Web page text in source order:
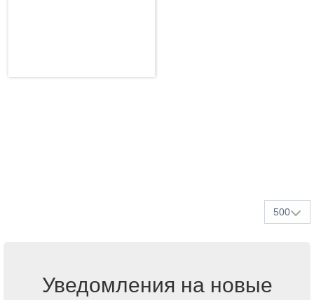
500
Уведомления на новые